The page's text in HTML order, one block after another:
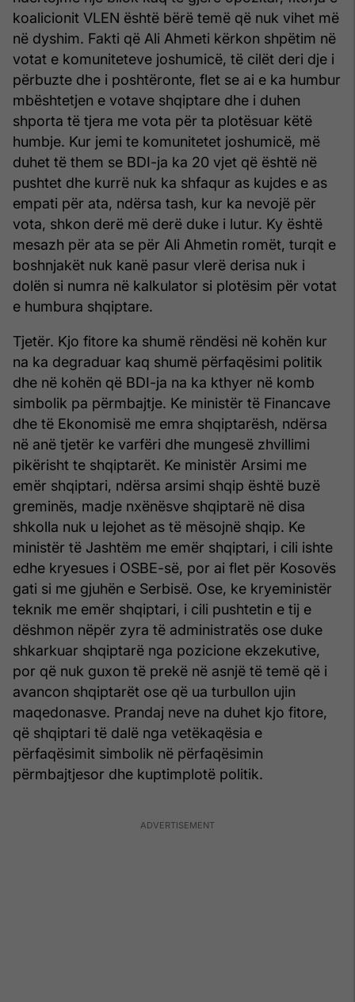
koalicionit VLEN është bërë temë që nuk vihet më
në dyshim. Fakti që Ali Ahmeti kërkon shpëtim në
votat e komuniteteve joshumicë, të cilët deri dje i
përbuzte dhe i poshtëronte, flet se ai e ka humbur
mbështetjen e votave shqiptare dhe i duhen
shporta të tjera me vota për ta plotësuar këtë
humbje. Kur jemi te komunitetet joshumicë, më
duhet të them se BDI-ja ka 20 vjet që është në
pushtet dhe kurrë nuk ka shfaqur as kujdes e as
empati për ata, ndërsa tash, kur ka nevojë për
vota, shkon derë më derë duke i lutur. Ky është
mesazh për ata se për Ali Ahmetin romët, turqit e
boshnjakët nuk kanë pasur vlerë derisa nuk i
dolën si numra në kalkulator si plotësim për votat
e humbura shqiptare.
Tjetër. Kjo fitore ka shumë rëndësi në kohën kur
na ka degraduar kaq shumë përfaqësimi politik
dhe në kohën që BDI-ja na ka kthyer në komb
simbolik pa përmbajtje. Ke ministër të Financave
dhe të Ekonomisë me emra shqiptarësh, ndërsa
në anë tjetër ke varfëri dhe mungesë zhvillimi
pikërisht te shqiptarët. Ke ministër Arsimi me
emër shqiptari, ndërsa arsimi shqip është buzë
greminës, madje nxënësve shqiptarë në disa
shkolla nuk u lejohet as të mësojnë shqip. Ke
ministër të Jashtëm me emër shqiptari, i cili ishte
edhe kryesues i OSBE-së, por ai flet për Kosovës
gati si me gjuhën e Serbisë. Ose, ke kryeministër
teknik me emër shqiptari, i cili pushtetin e tij e
dëshmon nëpër zyra të administratës ose duke
shkarkuar shqiptarë nga pozicione ekzekutive,
por që nuk guxon të prekë në asnjë të temë që i
avancon shqiptarët ose që ua turbullon ujin
maqedonasve. Prandaj neve na duhet kjo fitore,
që shqiptari të dalë nga vetëkaqësia e
përfaqësimit simbolik në përfaqësimin
përmbajtjesor dhe kuptimplotë politik.